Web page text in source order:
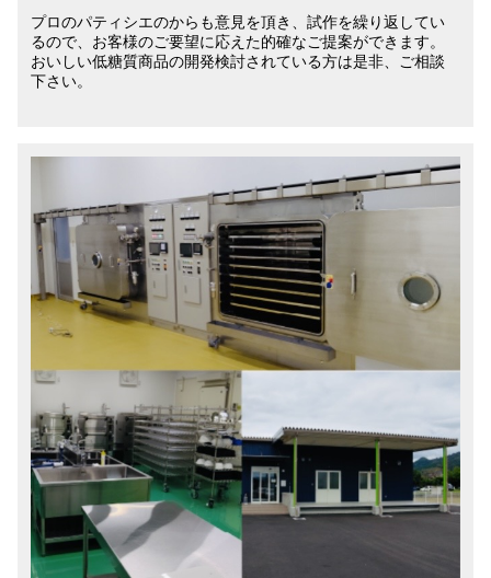
プロのパティシエのからも意見を頂き、試作を繰り返してい
るので、お客様のご要望に応えた的確なご提案ができます。
おいしい低糖質商品の開発検討されている方は是非、ご相談
下さい。